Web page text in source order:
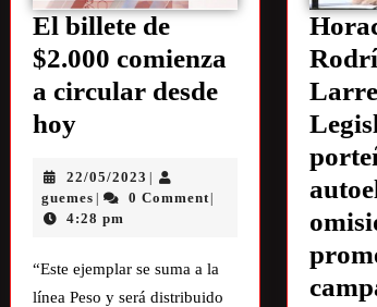
El billete de
$2.000 comienza
a circular desde
hoy
22/05/2023
guemes 0 Comment
4:28 pm
“Este ejemplar se suma a la
línea Peso y será distribuido